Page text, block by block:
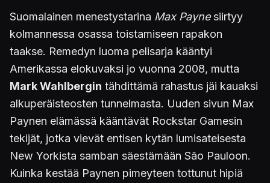
Suomalainen menestystarina Max Paynesiirtyy
kolmannessa osassa toistamiseen rapakon
taakse. Remedyn luoma pelisarja kääntyi
Amerikassa elokuvaksi jo vuonna 2008, mutta
Mark Wahlbergin tähdittämä rahastus jäi kauaksi
alkuperäisteosten tunnelmasta. Uuden sivun Max
Paynen elämässä kääntävät Rockstar Gamesin
tekijät, jotka vievät entisen kytän lumisateisesta
New Yorkista samban säestämään São Pauloon.
Kuinka kestää Paynen pimeyteen tottunut hipiä